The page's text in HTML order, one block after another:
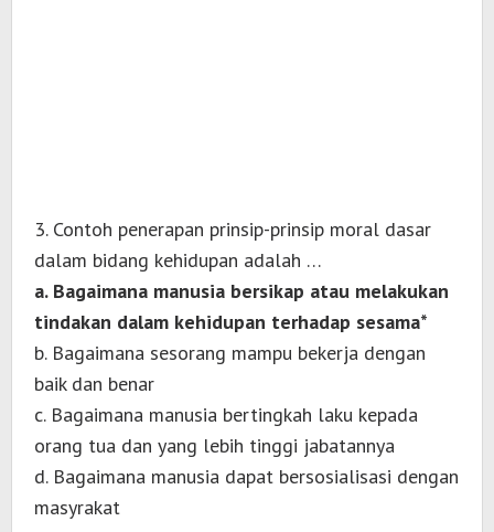
3. Contoh penerapan prinsip-prinsip moral dasar
dalam bidang kehidupan adalah …
a. Bagaimana manusia bersikap atau melakukan
tindakan dalam kehidupan terhadap sesama*
b. Bagaimana sesorang mampu bekerja dengan
baik dan benar
c. Bagaimana manusia bertingkah laku kepada
orang tua dan yang lebih tinggi jabatannya
d. Bagaimana manusia dapat bersosialisasi dengan
masyrakat